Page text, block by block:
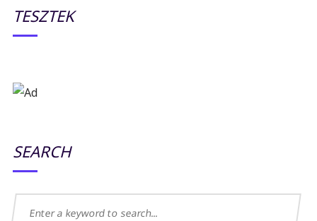
TESZTEK
SEARCH